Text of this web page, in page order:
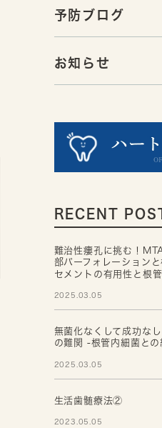
予防ブログ
お知らせ
RECENT
難治性瘻孔に挑む！
部パーフォレーション
セメントの有用性と根
2025.03.05
無菌化なくして成功な
の難関 -根管内細菌と
2025.03.05
生活歯髄療法②
2023.05.05